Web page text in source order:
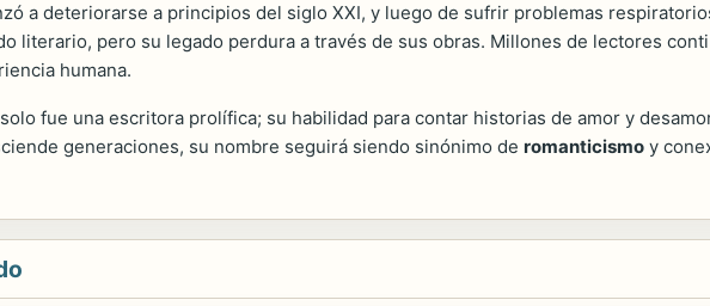
a deteriorarse a principios del siglo XXI, y luego de sufrir problemas
literario, pero su legado perdura a través de sus obras. Millones de lectores
humana.
fue una escritora prolífica; su habilidad para contar historias de amor y
generaciones, su nombre seguirá siendo sinónimo de romanticismo y